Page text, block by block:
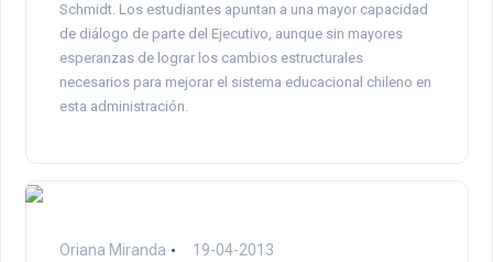
Schmidt. Los estudiantes apuntan a una mayor capacidad
de diálogo de parte del Ejecutivo, aunque sin mayores
esperanzas de lograr los cambios estructurales
necesarios para mejorar el sistema educacional chileno en
esta administración.
Oriana Miranda 19-04-2013